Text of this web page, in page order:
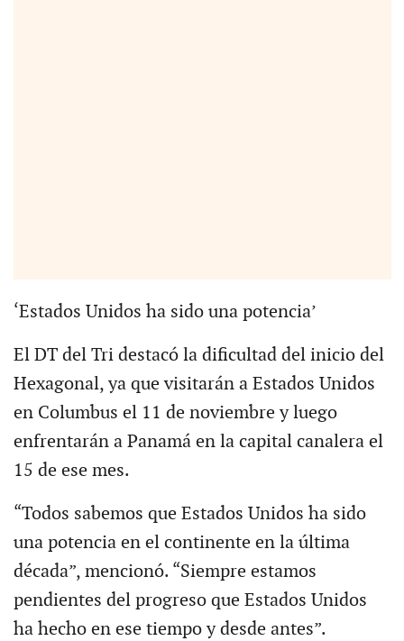
‘Estados Unidos ha sido una potencia’
El DT del Tri destacó la dificultad del inicio del
Hexagonal, ya que visitarán a Estados Unidos
en Columbus el 11 de noviembre y luego
enfrentarán a Panamá en la capital canalera el
15 de ese mes.
“Todos sabemos que Estados Unidos ha sido
una potencia en el continente en la última
década”, mencionó. “Siempre estamos
pendientes del progreso que Estados Unidos
ha hecho en ese tiempo y desde antes”.